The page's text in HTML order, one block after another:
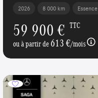
2026 8 000 km Essence
59 900 € TTC
ou à partir de613 €/mois